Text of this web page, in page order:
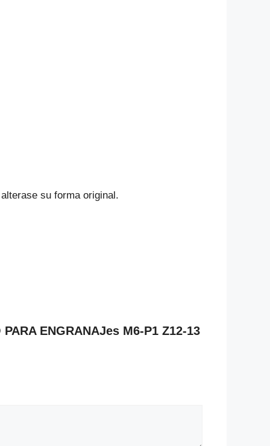
su forma original.
ENGRANAJes M6-P1 Z12-13